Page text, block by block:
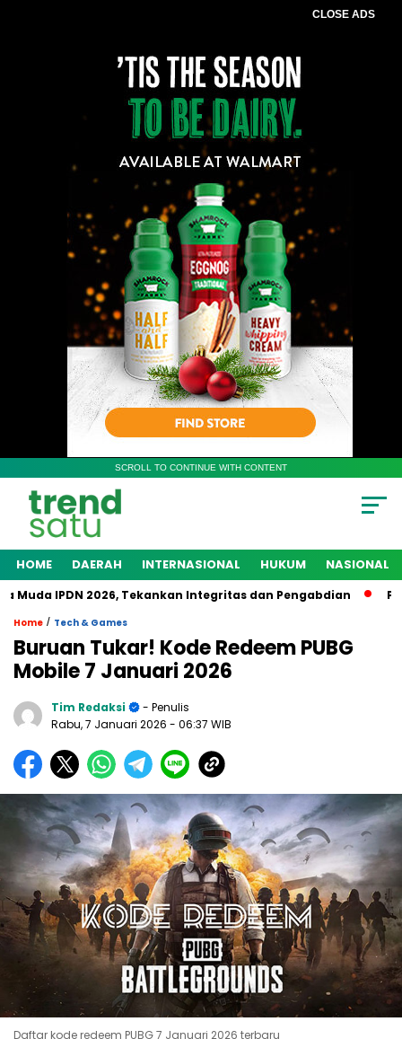
CLOSE ADS
SCROLL TO CONTINUE WITH CONTENT
HOME DAERAH INTERNASIONAL HUKUM NASIONAL
IPDN 2026, Tekankan Integritas dan Pengabdian
Home / Tech & Games
Buruan Tukar! Kode Redeem PUBG
Mobile 7 Januari 2026
Tim Redaksi
- Penulis
Rabu, 7 Januari 2026 - 06:37 WIB
Daftar kode redeem PUBG 7 Januari 2026 terbaru